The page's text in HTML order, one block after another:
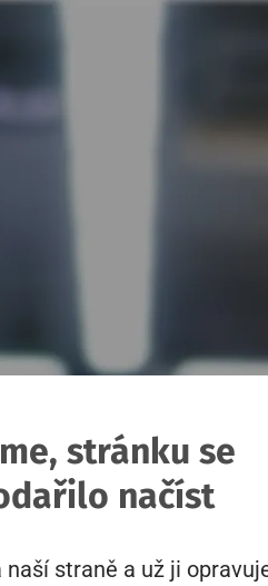
stránku se
načíst
naší straně a už ji